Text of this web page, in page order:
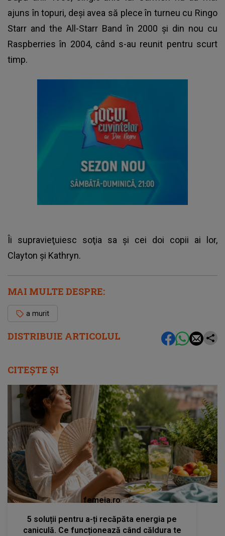
DISTRIBUIE ARTICOLUL
ajuns în topuri, deşi avea să plece în turneu cu Ringo
Starr and the All-Starr Band în 2000 şi din nou cu
Raspberries în 2004, când s-au reunit pentru scurt
timp.
Îi supravieţuiesc soţia sa şi cei doi copii ai lor,
Clayton şi Kathryn.
MAI MULTE DESPRE:
a murit
CITEȘTE ȘI
femeia.ro
5 soluții pentru a-ți recăpăta energia pe
caniculă. Ce funcționează când căldura te